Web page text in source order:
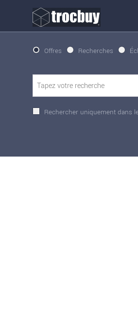
Offres Recherches
Rechercher uniquement dans